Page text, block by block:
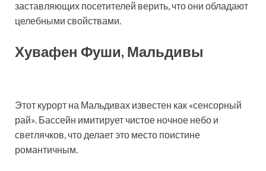
заставляющих посетителей верить, что они обладают
целебными свойствами.
Хувафен Фуши, Мальдивы
Этот курорт на Мальдивах известен как «сенсорный
рай». Бассейн имитирует чистое ночное небо и
светлячков, что делает это место поистине
романтичным.